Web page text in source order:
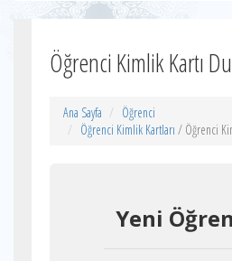
Öğrenci Kimlik Kartı
Ana Sayfa
Öğrenci
Öğrenci Kimlik Kartları / Öğrenci